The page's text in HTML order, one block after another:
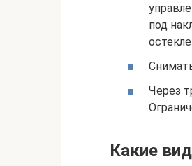
под
Через
Какие